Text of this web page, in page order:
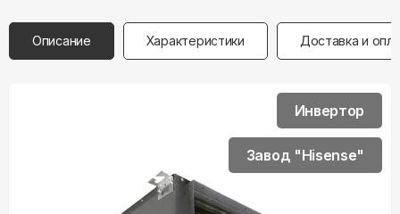
Описание Характеристики Доставка и
Инвертор
Завод "Hisense"